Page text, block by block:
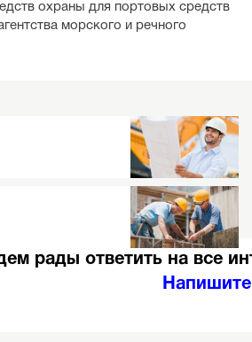
охраны для портовых средств
морского и речного
рады ответить на все